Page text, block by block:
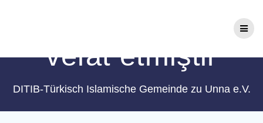
vefat etmiştir
DITIB-Türkisch Islamische Gemeinde zu Unna e.V.